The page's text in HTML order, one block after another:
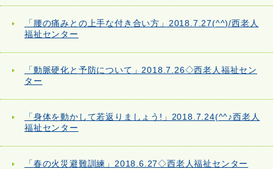
「腰の痛みとの上手な付き合い方」2018.7.27(^^)/西老人
福祉センター
「動脈硬化と予防について」2018.7.26◇西老人福祉セン
ター
「身体を動かして若返りましょう!」2018.7.24(^^♪西老人
福祉センター
「春の火災避難訓練」2018.6.27◇西老人福祉センター